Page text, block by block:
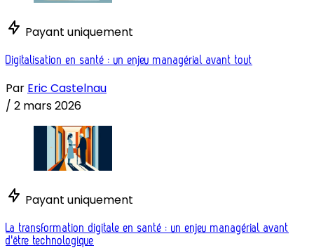
Payant uniquement
Digitalisation en santé : un enjeu managérial avant tout
Par Eric Castelnau
/ 2 mars 2026
Payant uniquement
La transformation digitale en santé : un enjeu managérial avant
d'être technologique